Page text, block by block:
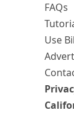
FAQs
Use